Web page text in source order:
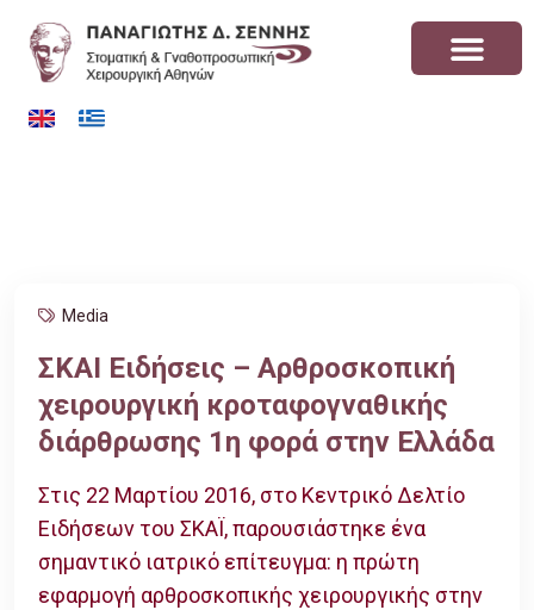
Media
ΣΚΑΙ Ειδήσεις – Αρθροσκοπική
χειρουργική κροταφογναθικής
διάρθρωσης 1η φορά στην Ελλάδα
Στις 22 Μαρτίου 2016, στο Κεντρικό Δελτίο
Ειδήσεων του ΣΚΑΪ, παρουσιάστηκε ένα
σημαντικό ιατρικό επίτευγμα: η πρώτη
εφαρμογή αρθροσκοπικής χειρουργικής στην